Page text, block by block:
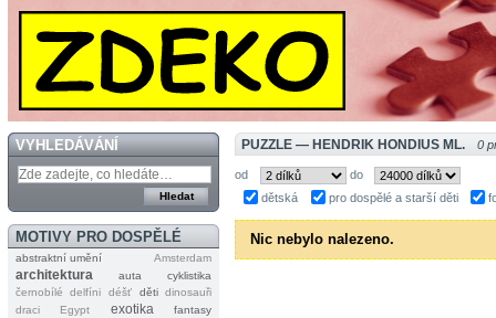
VYHLEDÁVÁNÍ
MOTIVY PRO DOSPĚLÉ
abstraktní umění Amsterdam
architektura auta
cyklistika
černobílé
delfíni déšť děti dinosauři
draci
Egypt exotika
fantasy
PUZZLE — HENDRIK HONDIUS ML. 0
od
do
dětská
pro dospělé a starší děti
Nic nebylo nalezeno.